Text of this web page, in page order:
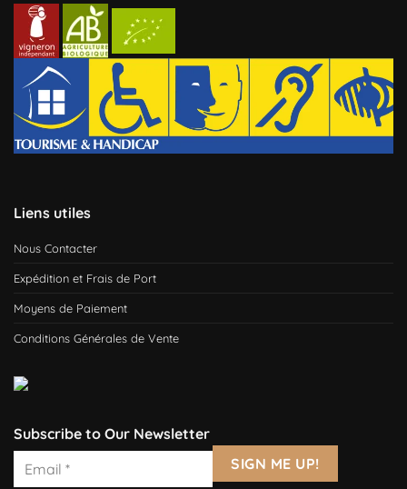
Liens utiles
Nous Contacter
Expédition et Frais de Port
Moyens de Paiement
Conditions Générales de Vente
Subscribe to Our Newsletter